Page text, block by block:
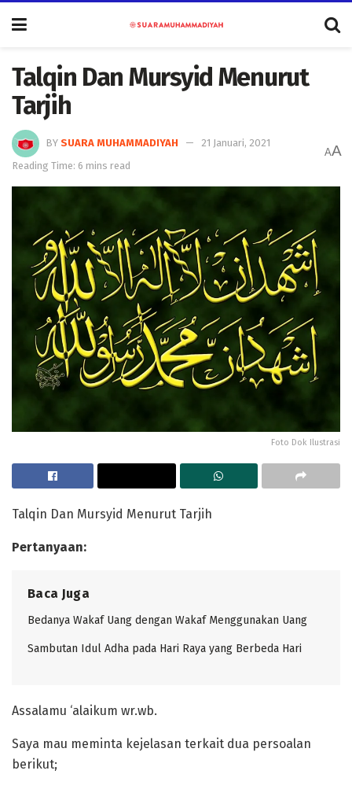
Talqin Dan Mursyid Menurut
Tarjih
BY SUARA MUHAMMADIYAH
21 Januari, 2021
Reading Time: 6 mins read
AA
Foto Dok Ilustrasi
Talqin Dan Mursyid Menurut Tarjih
Pertanyaan:
Baca Juga
Bedanya Wakaf Uang dengan Wakaf Menggunakan Uang
Sambutan Idul Adha pada Hari Raya yang Berbeda Hari
Assalamu ‘alaikum wr.wb.
Saya mau meminta kejelasan terkait dua persoalan
berikut;